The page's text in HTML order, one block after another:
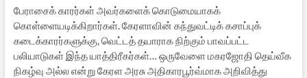
பேராசைக் காரர்கள் அவர்களைக் கொடுமையாகக்
கொள்ளையடிக்கிறார்கள். கேரளாவின் கந்துவட்டிக் கசாப்புக்
கடைக்காரர்களுக்கு, வெட்டத் தயாராக நிற்கும் பாவப்பட்ட
பலியாடுகள் இந்த யாத்திரீகர்கள்… ஒருவேளை மகரஜோதி தெய்வீக
நிகழ்வு அல்ல என்று கேரள அரசு அதிகாரபூர்வ்மாக அறிவித்து